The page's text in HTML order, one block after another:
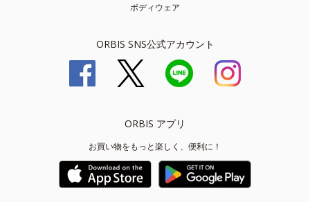
ボディウェア
ORBIS SNS公式アカウント
ORBIS アプリ
お買い物をもっと楽しく、便利に！